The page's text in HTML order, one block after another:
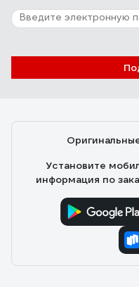
Установите
информация по